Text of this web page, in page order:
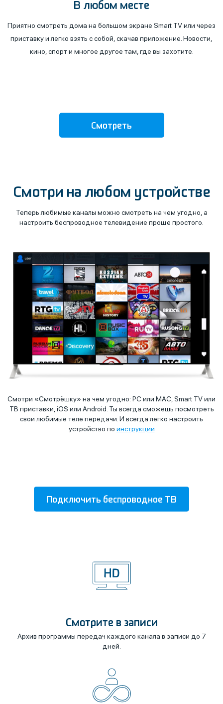
В любом месте
Приятно смотреть дома на большом экране Smart TV или через
приставку и легко взять с собой, скачав приложение. Новости,
кино, спорт и многое другое там, где вы захотите.
Смотреть
Смотри на любом устройстве
Теперь любимые каналы можно смотреть на чем угодно, а
настроить беспроводное телевидение проще простого.
Смотри «Смотрёшку» на чем угодно: PC или MAC, Smart TV или
ТВ приставки, iOS или Android. Ты всегда сможешь посмотреть
свои любимые теле передачи. И всегда легко настроить
устройство по инструкции
Подключить беспроводное ТВ
Смотрите в записи
Архив программы передач каждого канала в записи до 7
дней.